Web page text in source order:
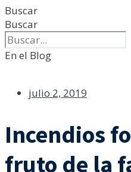
Buscar
Buscar
En el Blog
julio 2, 2019
Incendios
fruto de la